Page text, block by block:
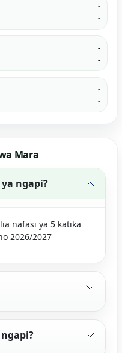
-
-
-
-
-
-
Mara
ngapi?
nafasi ya 5 katika
2026/2027